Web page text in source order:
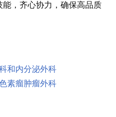
，齐心协力，确保高品质
和内分泌外科
素瘤肿瘤外科